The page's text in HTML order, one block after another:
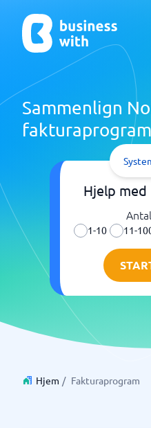
Sammenlign
fakturaprogram
Hjelp
1-10 11-
Hjem / Fakturaprogram